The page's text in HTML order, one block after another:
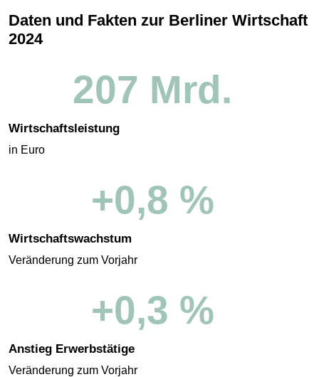
Daten und Fakten zur Berliner Wirtschaft
2024
207 Mrd.
Wirtschaftsleistung
in Euro
+0,8 %
Wirtschaftswachstum
Veränderung zum Vorjahr
+0,3 %
Anstieg Erwerbstätige
Veränderung zum Vorjahr